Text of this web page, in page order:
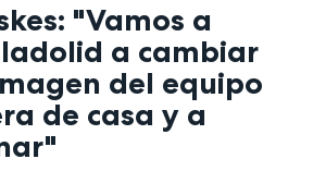
"Vamos a
a cambiar
del equipo
de casa y a